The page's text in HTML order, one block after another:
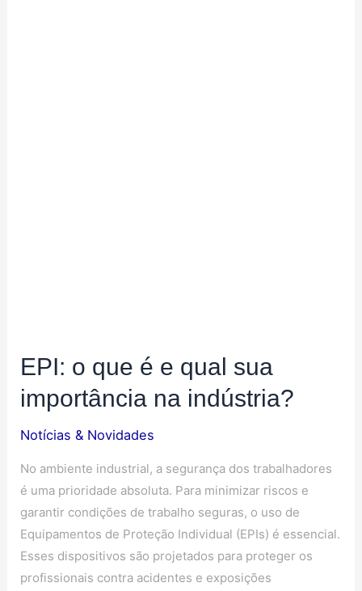
EPI: o que é e qual sua
importância na indústria?
Notícias & Novidades
No ambiente industrial, a segurança dos trabalhadores
é uma prioridade absoluta. Para minimizar riscos e
garantir condições de trabalho seguras, o uso de
Equipamentos de Proteção Individual (EPIs) é essencial.
Esses dispositivos são projetados para proteger os
profissionais contra acidentes e exposições